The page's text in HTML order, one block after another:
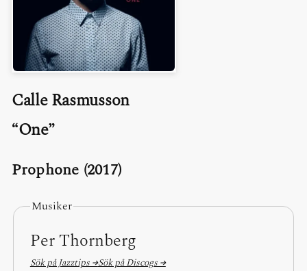
Calle Rasmusson
One
Prophone (2017)
Musiker
Per Thornberg
Sök på Jazztips →Sök på Discogs →